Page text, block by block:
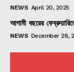
NEWS April 20, 2025
আগামী বছরের
NEWS December 28,